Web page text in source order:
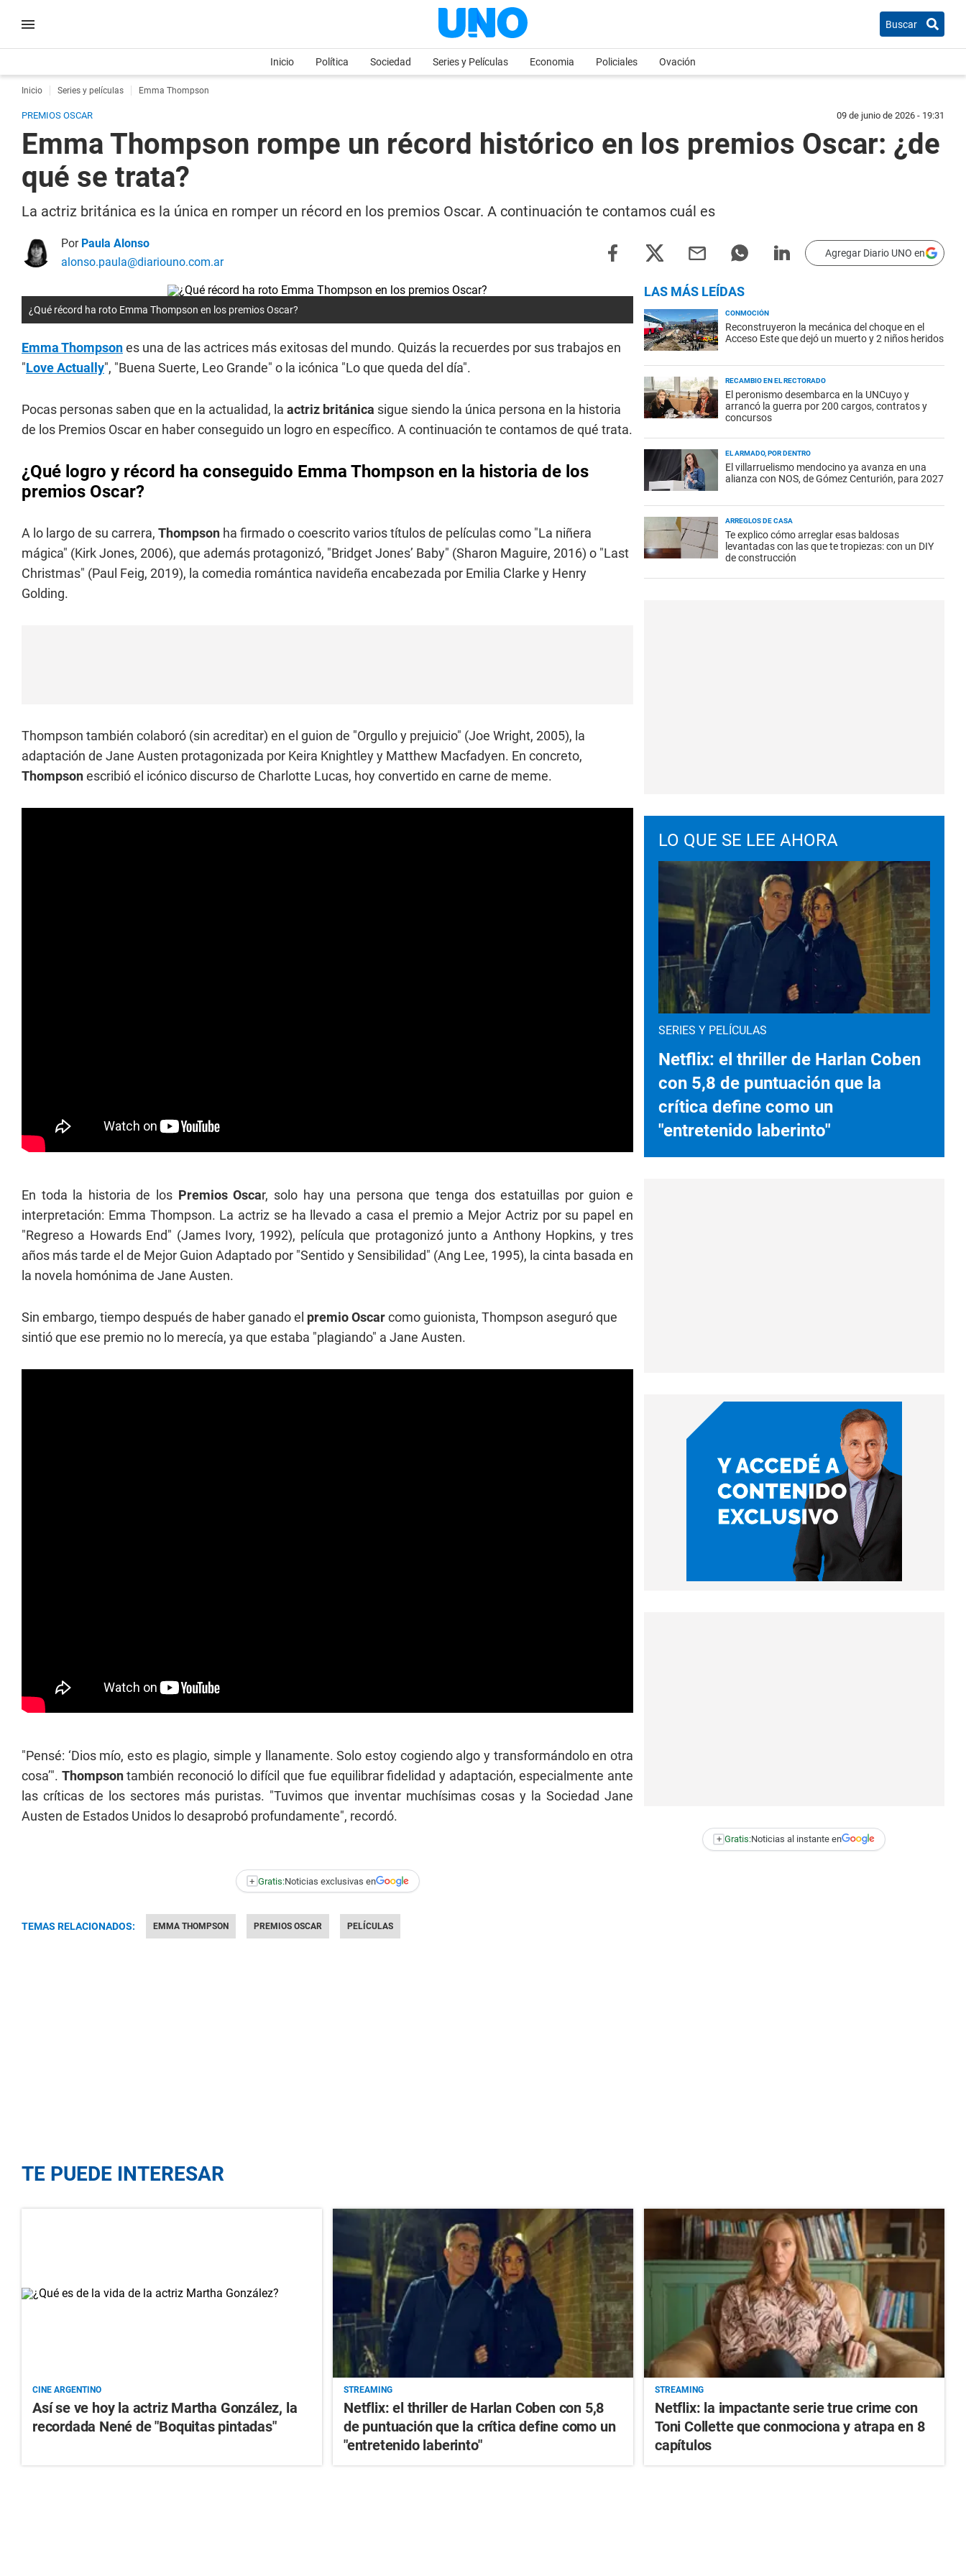
Buscar
Inicio Política Sociedad Series y Películas Economia Policiales Ovación
Inicio Series y películas Emma Thompson
PREMIOS OSCAR 09 de junio de 2026 - 19:31
Emma Thompson rompe un récord histórico en los premios Oscar: ¿de
qué se trata?
La actriz británica es la única en romper un récord en los premios Oscar. A continuación te contamos cuál es
Por Paula Alonso
alonso.paula@diariouno.com.ar
Agregar Diario UNO en
¿Qué récord ha roto Emma Thompson en los premios Oscar?
Emma Thompsones una de las actrices más exitosas del mundo. Quizás la recuerdes por sus trabajos en
"Love Actually", "Buena Suerte, Leo Grande" o la icónica "Lo que queda del día".
Pocas personas saben que en la actualidad, la actriz británica sigue siendo la única persona en la historia
de los Premios Oscar en haber conseguido un logro en específico. A continuación te contamos de qué trata.
¿Qué logro y récord ha conseguido Emma Thompson en la historia de los
premios Oscar?
A lo largo de su carrera, Thompson ha firmado o coescrito varios títulos de películas como "La niñera
mágica" (Kirk Jones, 2006), que además protagonizó, "Bridget Jones’ Baby" (Sharon Maguire, 2016) o "Last
Christmas" (Paul Feig, 2019), la comedia romántica navideña encabezada por Emilia Clarke y Henry
Golding.
Thompson también colaboró (sin acreditar) en el guion de "Orgullo y prejuicio" (Joe Wright, 2005), la
adaptación de Jane Austen protagonizada por Keira Knightley y Matthew Macfadyen. En concreto,
Thompsonescribió el icónico discurso de Charlotte Lucas, hoy convertido en carne de meme.
En toda la historia de los Premios Oscar, solo hay una persona que tenga dos estatuillas por guion e
interpretación: Emma Thompson. La actriz se ha llevado a casa el premio a Mejor Actriz por su papel en
"Regreso a Howards End" (James Ivory, 1992), película que protagonizó junto a Anthony Hopkins, y tres
años más tarde el de Mejor Guion Adaptado por "Sentido y Sensibilidad" (Ang Lee, 1995), la cinta basada en
la novela homónima de Jane Austen.
Sin embargo, tiempo después de haber ganado el premio Oscarcomo guionista, Thompson aseguró que
sintió que ese premio no lo merecía, ya que estaba "plagiando" a Jane Austen.
"Pensé: ‘Dios mío, esto es plagio, simple y llanamente. Solo estoy cogiendo algo y transformándolo en otra
cosa’". Thompsontambién reconoció lo difícil que fue equilibrar fidelidad y adaptación, especialmente ante
las críticas de los sectores más puristas. "Tuvimos que inventar muchísimas cosas y la Sociedad Jane
Austen de Estados Unidos lo desaprobó profundamente", recordó.
+ Gratis:Noticias exclusivas en
TEMAS RELACIONADOS: EMMA THOMPSON PREMIOS OSCAR PELÍCULAS
LAS MÁS LEÍDAS
CONMOCIÓN
Reconstruyeron la mecánica del choque en el
Acceso Este que dejó un muerto y 2 niños heridos
RECAMBIO EN EL RECTORADO
El peronismo desembarca en la UNCuyo y
arrancó la guerra por 200 cargos, contratos y
concursos
EL ARMADO, POR DENTRO
El villarruelismo mendocino ya avanza en una
alianza con NOS, de Gómez Centurión, para 2027
ARREGLOS DE CASA
Te explico cómo arreglar esas baldosas
levantadas con las que te tropiezas: con un DIY
de construcción
LO QUE SE LEE AHORA
SERIES Y PELÍCULAS
Netflix: el thriller de Harlan Coben
con 5,8 de puntuación que la
crítica define como un
"entretenido laberinto"
+ Gratis:Noticias al instante en
TE PUEDE INTERESAR
CINE ARGENTINO
Así se ve hoy la actriz Martha González, la
recordada Nené de "Boquitas pintadas"
STREAMING
Netflix: el thriller de Harlan Coben con 5,8
de puntuación que la crítica define como un
"entretenido laberinto"
STREAMING
Netflix: la impactante serie true crime con
Toni Collette que conmociona y atrapa en 8
capítulos